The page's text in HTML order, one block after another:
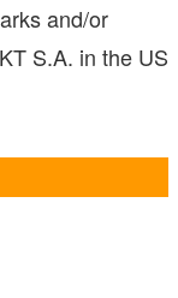
and/or
S.A. in the US